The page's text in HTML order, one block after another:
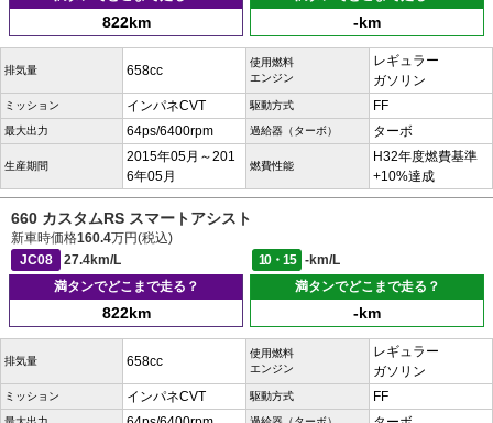
822km -km
排気量 658cc
使用燃料
エンジン
レギュラー
ガソリン
ミッション インパネCVT 駆動方式 FF
最大出力 64ps/6400rpm 過給器（ターボ） ターボ
生産期間
2015年05月～201
6年05月
燃費性能
H32年度燃費基準
+10%達成
660 カスタムRS スマートアシスト
新車時価格160.4万円(税込)
JC08
27.4km/L 10・15
-km/L
満タンでどこまで走る？
822km
満タンでどこまで走る？
-km
排気量 658cc
使用燃料
エンジン
レギュラー
ガソリン
ミッション インパネCVT 駆動方式 FF